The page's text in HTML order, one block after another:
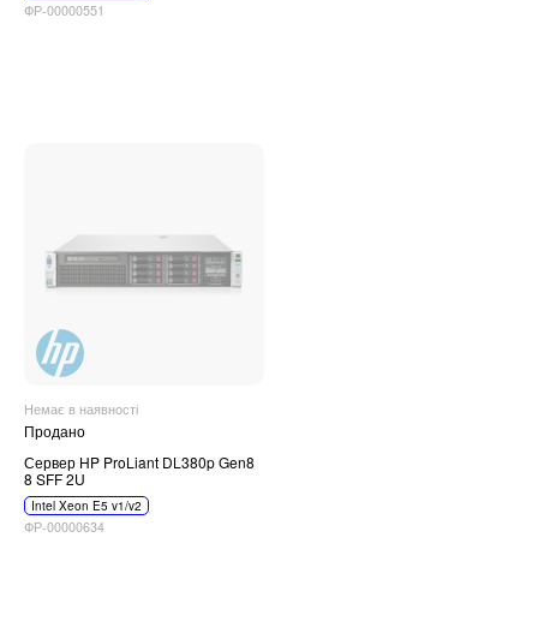
ФР-00000551
Немає в наявності
Продано
Сервер HP ProLiant DL380p Gen8
8 SFF 2U
Intel Xeon E5 v1/v2
ФР-00000634